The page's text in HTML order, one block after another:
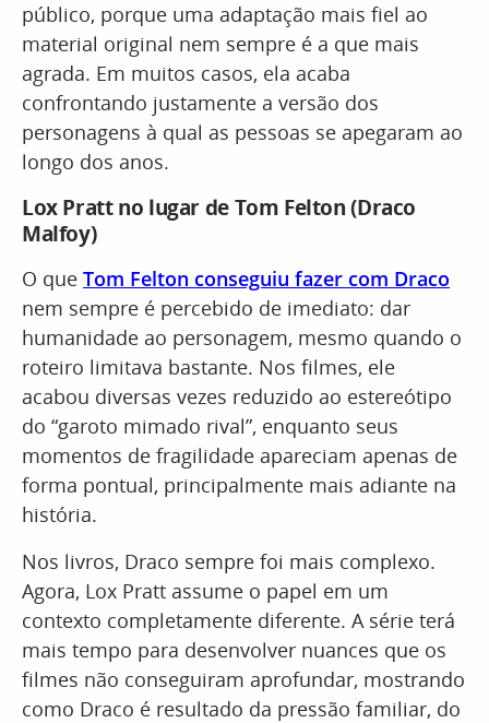
público, porque uma adaptação mais fiel ao
material original nem sempre é a que mais
agrada. Em muitos casos, ela acaba
confrontando justamente a versão dos
personagens à qual as pessoas se apegaram ao
longo dos anos.
Lox Pratt no lugar de Tom Felton (Draco
Malfoy)
O que Tom Felton conseguiu fazer com Draco
nem sempre é percebido de imediato: dar
humanidade ao personagem, mesmo quando o
roteiro limitava bastante. Nos filmes, ele
acabou diversas vezes reduzido ao estereótipo
do “garoto mimado rival”, enquanto seus
momentos de fragilidade apareciam apenas de
forma pontual, principalmente mais adiante na
história.
Nos livros, Draco sempre foi mais complexo.
Agora, Lox Pratt assume o papel em um
contexto completamente diferente. A série terá
mais tempo para desenvolver nuances que os
filmes não conseguiram aprofundar, mostrando
como Draco é resultado da pressão familiar, do